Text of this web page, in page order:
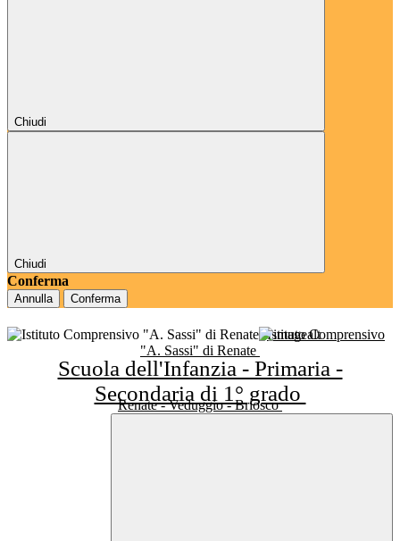
Chiudi
Chiudi
Conferma
Annulla Conferma
Istituto Comprensivo
"A. Sassi" di Renate
Scuola dell'Infanzia - Primaria -
Secondaria di 1° grado
Renate - Veduggio - Briosco